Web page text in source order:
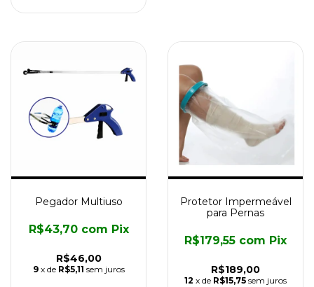
Pegador Multiuso
R$46,00
R$43,70 com Pix
9 x de R$5,11 sem juros
Protetor Impermeável
para Pernas
R$189,00
R$179,55 com Pix
12 x de R$15,75 sem juros